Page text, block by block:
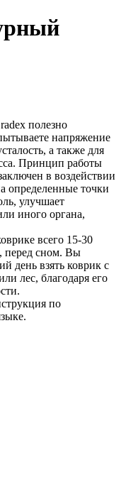
полезно
напряжение
а также для
Принцип работы
в воздействии
определенные точки
улучшает
иного органа,
всего 15-30
перед сном. Вы
день взять коврик с
лес, благодаря его
по